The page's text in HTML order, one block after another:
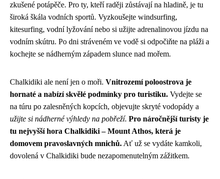
zkušené potápěče. Pro ty, kteří raději zůstávají na hladině, je tu
široká škála vodních sportů. Vyzkoušejte windsurfing,
kitesurfing, vodní lyžování nebo si užijte adrenalinovou jízdu na
vodním skútru. Po dni stráveném ve vodě si odpočiňte na pláži a
kochejte se nádherným západem slunce nad mořem.
Chalkidiki ale není jen o moři. Vnitrozemí poloostrova je
hornaté a nabízí skvělé podmínky pro turistiku. Vydejte se
na túru po zalesněných kopcích, objevujte skryté vodopády a
užijte si nádherné výhledy na pobřeží. Pro náročnější turisty je
tu nejvyšší hora Chalkidiki – Mount Athos, která je
domovem pravoslavných mnichů. Ať už se vydáte kamkoli,
dovolená v Chalkidiki bude nezapomenutelným zážitkem.